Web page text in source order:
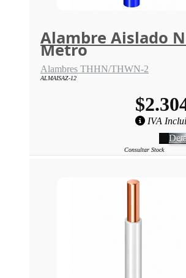
Alambre Aislado
Metro
Alambres THHN/THWN-2
ALMAISAZ-12
IVA
Consultar Stock